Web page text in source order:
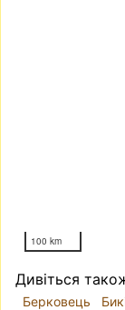
100 km
Дивіться
Берковець